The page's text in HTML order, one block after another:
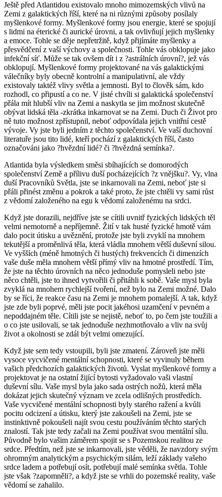
Ještě před Atlantidou existovalo mnoho mimozemských vlivů na
Zemi z galaktických říší, které na ni různými způsoby posílaly
myšlenkové formy. Myšlenkové formy jsou energie, které se spojují
s lidmi na éterické či aurické úrovni, a tak ovlivňují jejich myšlenky
a emoce. Tohle se děje nepřetržitě, když přijímáte myšlenky a
přesvědčení z vaší výchovy a společnosti. Tohle vás obklopuje jako
infekční síť. Může se tak ovšem dít i z ?astrálních úrovní?, jež vás
obklopují. Myšlenkové formy projektované na vás galaktickými
válečníky byly obecně kontrolní a manipulativní, ale vždy
existovaly taktéž vlivy světla a jemnosti. Byl to člověk sám, kdo
rozhodl, co připustí a co ne. V jisté chvíli si galaktická společenství
přála mít hlubší vliv na Zemi a naskytla se jim možnost skutečně
obývat lidská těla -zkrátka inkarnovat se na Zemi. Duch či Život pro
ně tuto možnost zpřístupnil, neboť odpovídala jejich vnitřní cestě
vývoje. Vy jste byli jedním z těchto společenství. Ve vaší duchovní
literatuře jsou tito lidé, kteří pochází z galaktických říší, často
označováni jako ?hvězdní lidé? či ?hvězdná semínka?.
Atlantida byla výsledkem směsi sbíhajících se domorodých
společenství Země a přílivu duší pocházejících ?z vnějšku?. Vy, vlna
duší Pracovníků Světla, jste se inkarnovali na Zemi, neboť jste si
přáli přinést změnu a pokrok a také proto, že jste chtěli vy sami růst
z vědomí založeného na egu k vědomí založenému na srdci.
Když jste dorazili, nejdříve jste se cítili uvnitř fyzických lidských těl
velmi nemotorně a nepříjemně. Žití v tak husté fyzické hmotě vám
dalo pocit útisku a uvěznění, protože jste byli zvyklí na mnohem
tekutější a proměnlivá těla, která vládla mnohem větší duševní silou.
Ve vyšších (méně hmotných či hustých) frekvencích či dimenzích
vaše duše měla mnohem větší přímý vliv na hmotné prostředí. Tím,
že jste na těchto úrovních na něco jednoduše pomysleli nebo jste
něco chtěli, jste to ihned vytvořili či přitáhli k sobě. Vaše mysl byla
zvyklá na mnohem rychlejší tvoření, než bylo na Zemi možné. Dalo
by se říci, že reakce času na Zemi je mnohem pomalejší. A tak, když
jste zde byli poprvé, měli jste pocit jakéhosi uzamčení v pevném a
nepoddajném těle. Cítili jste se nejistě, neboť to, po čem jste toužili a
o co jste usilovali, se tak jednoduše nezhmotňovalo a vliv na svůj
život a okolnosti se zdál být velmi omezující.
Když jste sem tedy vstoupili, byli jste zmatení. Zároveň jste měli
vysoce vycvičené mentální schopnosti, které se vyvinuly během
vašich předchozích galaktických životů. Vyslat myšlenkové formy a
projektovat je na ostatní žijící bytosti vyžadovalo vaši vlastní
duševní sílu. Vaše mysl byla jako sada ostrých nožů, která měla
dokázat jejich skutečný význam ve zcela odlišných prostředích.
Vaše vycvičené mentální schopnosti byly starého ražení a kvůli
pocitu odcizení a útisku, který jste zakoušeli na Zemi, jste se
instinktivně pokoušeli najít svou cestu používáním těchto starých
znalostí. Tak jste tedy začali na Zemi používat svou mentální sílu.
Původně bylo vašim záměrem spojit se s Pozemskou realitou ze
srdce. Předtím, než jste se inkarnovali, jste věděli, že navzdory svým
ohromným analytickým a psychickým silám, leží základy vašeho
srdce ladem a potřebují osít, potřebují malé semínka světla. Tohle
jste však ?zapomněli?, a když jste se vrhli do pozemské reality, vaše
vědomí se zahalilo.